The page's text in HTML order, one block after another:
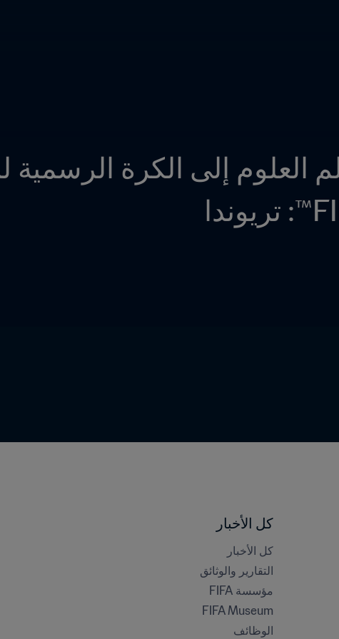
كل الأخبار
كل الأخبار
التقارير والوثائق
مؤسسة FIFA
FIFA Museum
الوظائف